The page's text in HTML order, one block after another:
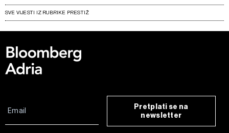
SVE VIJESTI IZ RUBRIKE PRESTIŽ
Pretplati se na
newsletter